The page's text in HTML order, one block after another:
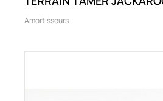
RODEO RA R9 TFS PAJERO
Amortisseurs